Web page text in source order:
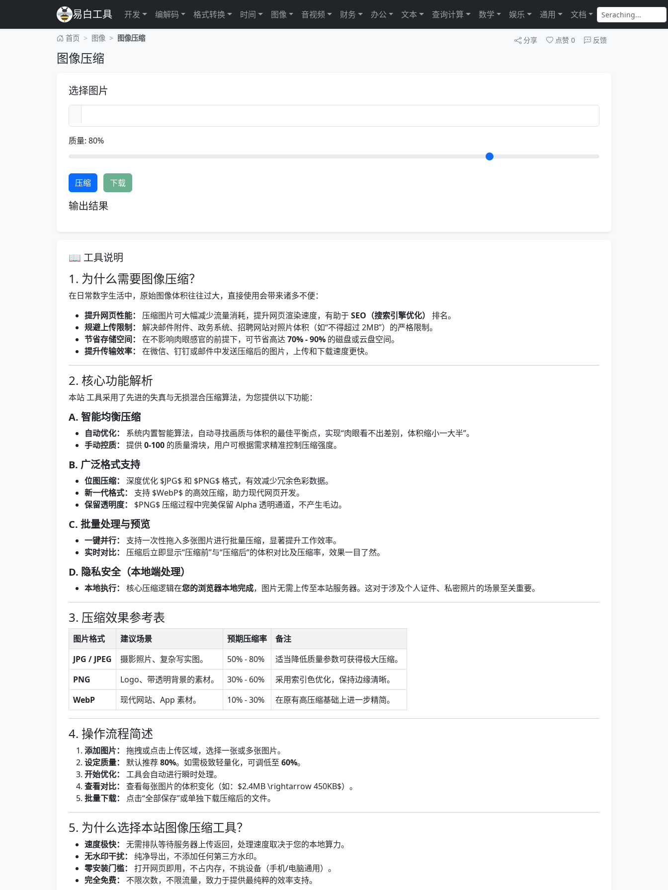
易白工具 开发 编解码 格式转换 时间 图像 音视频 财务 办公 文本 查询计算 数学 娱乐 通用 文档
首页 图像 图像压缩 分享 点赞 0 反馈
图像压缩
选择图片
质量: 80%
压缩 下载
输出结果
📖 工具说明
1. 为什么需要图像压缩？
在日常数字生活中，原始图像体积往往过大，直接使用会带来诸多不便：
提升网页性能：
压缩图片可大幅减少流量消耗，提升网页渲染速度，有助于SEO（搜索引擎优化）
排名。
规避上传限制：
解决邮件附件、政务系统、招聘网站对照片体积（如“不得超过 2MB”）的严格限制。
节省存储空间：
在不影响肉眼感官的前提下，可节省高达 70% - 90% 的磁盘或云盘空间。
提升传输效率：
在微信、钉钉或邮件中发送压缩后的图片，上传和下载速度更快。
2. 核心功能解析
本站 工具采用了先进的失真与无损混合压缩算法，为您提供以下功能：
A. 智能均衡压缩
自动优化：
系统内置智能算法，自动寻找画质与体积的最佳平衡点，实现“肉眼看不出差别，体积缩小一大半”。
手动控质：
提供0-100 的质量滑块，用户可根据需求精准控制压缩强度。
B. 广泛格式支持
位图压缩：
深度优化 $JPG$ 和 $PNG$ 格式，有效减少冗余色彩数据。
新一代格式：
支持 $WebP$ 的高效压缩，助力现代网页开发。
保留透明度：
$PNG$ 压缩过程中完美保留 Alpha 透明通道，不产生毛边。
C. 批量处理与预览
一键并行：
支持一次性拖入多张图片进行批量压缩，显著提升工作效率。
实时对比：
压缩后立即显示“压缩前”与“压缩后”的体积对比及压缩率，效果一目了然。
D. 隐私安全（本地端处理）
本地执行： 核心压缩逻辑在您的浏览器本地完成，图片无需上传至本站服务器。这对于涉及个人证件、私密照片的场景至关重要。
3. 压缩效果参考表
图片格式 建议场景 预期压缩率
备注
JPG / JPEG
摄影照片、复杂写实图。 50% - 80%
适当降低质量参数可获得极大压缩。
PNG
Logo、带透明背景的素材。 30% - 60%
采用索引色优化，保持边缘清晰。
WebP
现代网站、App 素材。 10% - 30% 在原有高压缩基础上进一步精简。
4. 操作流程简述
添加图片：
拖拽或点击上传区域，选择一张或多张图片。
设定质量：
默认推荐80%。如需极致轻量化，可调低至 60%。
开始优化：
工具会自动进行瞬时处理。
查看对比：
查看每张图片的体积变化（如：$2.4MB \rightarrow 450KB$）。
批量下载：
点击“全部保存”或单独下载压缩后的文件。
5. 为什么选择本站图像压缩工具？
速度极快：
无需排队等待服务器上传返回，处理速度取决于您的本地算力。
无水印干扰：
纯净导出，不添加任何第三方水印。
零安装门槛：
打开网页即用，不占内存，不挑设备（手机/电脑通用）。
完全免费：
不限次数，不限流量，致力于提供最纯粹的效率支持。